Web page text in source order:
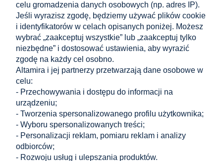
22,44 zł
zawiera 23% VAT, bez kosztów
dostawy
Cena netto:18,24 zł
do koszyka
9,27 zł
zawiera 23% VAT, bez kosztów
dostawy
Cena netto:7,54 zł
do koszyka
Zakupy
celu gromadzenia danych osobowych (np. adres IP).
Jeśli wyrazisz zgodę, będziemy używać plików cookie
i identyfikatorów w celach opisanych poniżej. Możesz
wybrać „zaakceptuj wszystkie” lub „zaakceptuj tylko
niezbędne” i dostosować ustawienia, aby wyrazić
zgodę na każdy cel osobno.
Altamira i jej partnerzy przetwarzają dane osobowe w
celu:
- Przechowywania i dostępu do informacji na
urządzeniu;
- Tworzenia spersonalizowanego profilu użytkownika;
- Wyboru spersonalizowanych treści;
- Personalizacji reklam, pomiaru reklam i analizy
odbiorców;
- Rozwoju usług i ulepszania produktów.